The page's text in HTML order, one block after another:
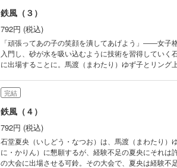
鉄風（３）
792円 (税込)
「頑張ってあの子の笑顔を潰してあげよう」――女子
入門し、砂が水を吸い込むように技術を習得してい
に出場することに。馬渡（まわたり）ゆず子とリン
完結
鉄風（４）
792円 (税込)
石堂夏央（いしどう・なつお）は、馬渡（まわたり
に・かりん）に懇願するが、経験不足の夏央にそれ
の大会に出場させる可鈴。その大会で、夏央は経験